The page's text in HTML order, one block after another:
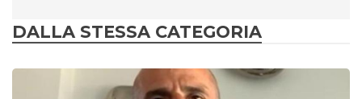
DALLA STESSA CATEGORIA